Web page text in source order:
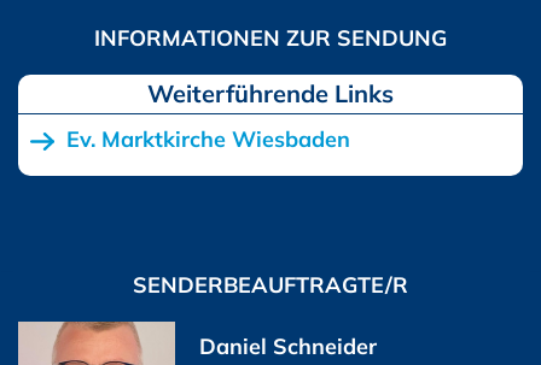
Ev. Marktkirche Wiesbaden
SENDERBEAUFTRAGTE/R
Daniel Schneider